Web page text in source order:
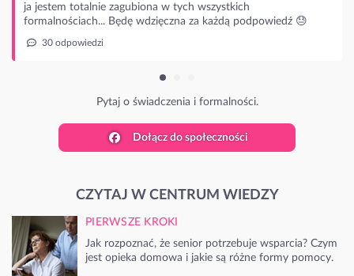
totalnie zagubiona w tych wszystkich
Będę wdzięczna za każdą podpowiedź 😓
odpowiedzi
Pytaj o świadczenia i formalności.
Dołącz do społeczności
CZYTAJ W CENTRUM WIEDZY
PIERWSZE KROKI
Jak rozpoznać, że senior potrzebuje wsparcia? Czym
jest opieka domowa i jakie są różne formy pomocy.